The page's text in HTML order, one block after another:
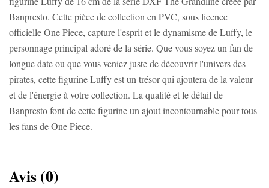
Banpresto. Cette pièce de collection en PVC, sous licence
officielle One Piece, capture l'esprit et le dynamisme de Luffy, le
personnage principal adoré de la série. Que vous soyez un fan de
longue date ou que vous veniez juste de découvrir l'univers des
pirates, cette figurine Luffy est un trésor qui ajoutera de la valeur
et de l'énergie à votre collection. La qualité et le détail de
Banpresto font de cette figurine un ajout incontournable pour tous
les fans de One Piece.
Avis (0)